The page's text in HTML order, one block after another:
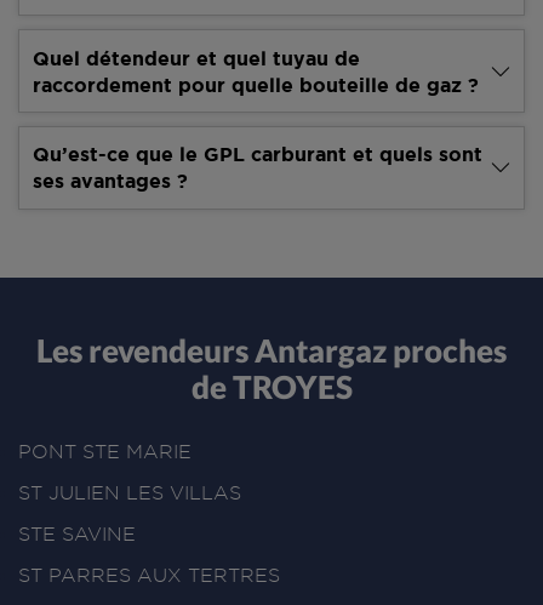
Quel détendeur et quel tuyau de
raccordement pour quelle bouteille de gaz ?
Qu’est-ce que le GPL carburant et quels sont
ses avantages ?
Les revendeurs Antargaz proches
de TROYES
PONT STE MARIE
ST JULIEN LES VILLAS
STE SAVINE
ST PARRES AUX TERTRES